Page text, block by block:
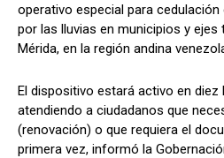
operativo especial para
por las lluvias en municipios y
Mérida, en la región andina
El dispositivo estará activo en diez
atendiendo a ciudadanos que
(renovación) o que requiera el
primera vez, informó la